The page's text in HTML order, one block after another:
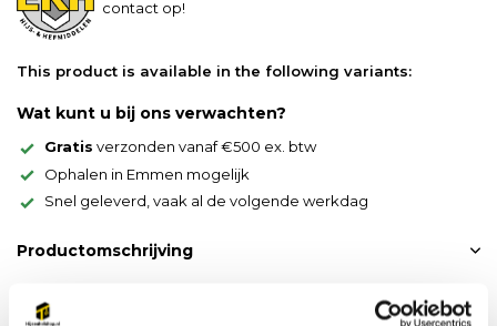
contact op!
This product is available in the following variants:
Wat kunt u bij ons verwachten?
Gratis verzonden vanaf €500 ex. btw
Ophalen in Emmen mogelijk
Snel geleverd, vaak al de volgende werkdag
Productomschrijving